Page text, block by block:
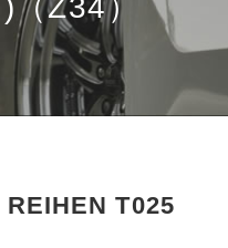
Z34）
REIHEN T025